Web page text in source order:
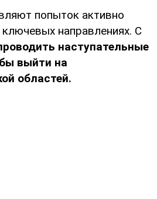
попыток активно
направлениях. С
наступательные
выйти на
областей.